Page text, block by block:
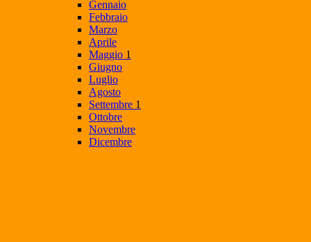
Gennaio
Febbraio
Marzo
Aprile
Maggio 1
Giugno
Luglio
Agosto
Settembre 1
Ottobre
Novembre
Dicembre